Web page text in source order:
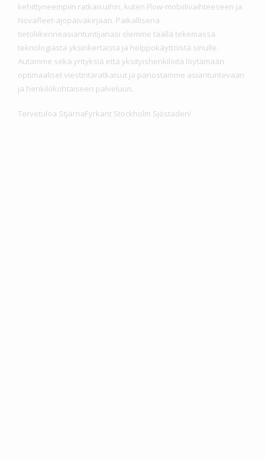
kehittyneempiin ratkaisuihin, kuten Flow-mobiilivaihteeseen ja
Novafleet-ajopäiväkirjaan. Paikallisena
tietoliikenneasiantuntijanasi olemme täällä tekemässä
teknologiasta yksinkertaista ja helppokäyttöistä sinulle.
Autamme sekä yrityksiä että yksityishenkilöitä löytämään
optimaaliset viestintäratkaisut ja panostamme asiantuntevaan
ja henkilökohtaiseen palveluun.
Tervetuloa StjärnaFyrkant Stockholm Sjöstaden!